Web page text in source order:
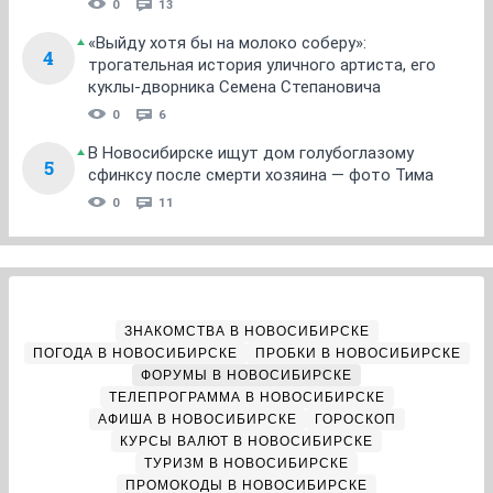
0 13
4
«Выйду хотя бы на молоко соберу»:
трогательная история уличного артиста, его
куклы-дворника Семена Степановича
0 6
5
В Новосибирске ищут дом голубоглазому
сфинксу после смерти хозяина — фото Тима
0 11
ЗНАКОМСТВА В НОВОСИБИРСКЕ
ПОГОДА В НОВОСИБИРСКЕ
ПРОБКИ В НОВОСИБИРСКЕ
ФОРУМЫ В НОВОСИБИРСКЕ
ТЕЛЕПРОГРАММА В НОВОСИБИРСКЕ
АФИША В НОВОСИБИРСКЕ
ГОРОСКОП
КУРСЫ ВАЛЮТ В НОВОСИБИРСКЕ
ТУРИЗМ В НОВОСИБИРСКЕ
ПРОМОКОДЫ В НОВОСИБИРСКЕ